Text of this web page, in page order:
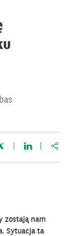
zostają nam
Sytuacja ta